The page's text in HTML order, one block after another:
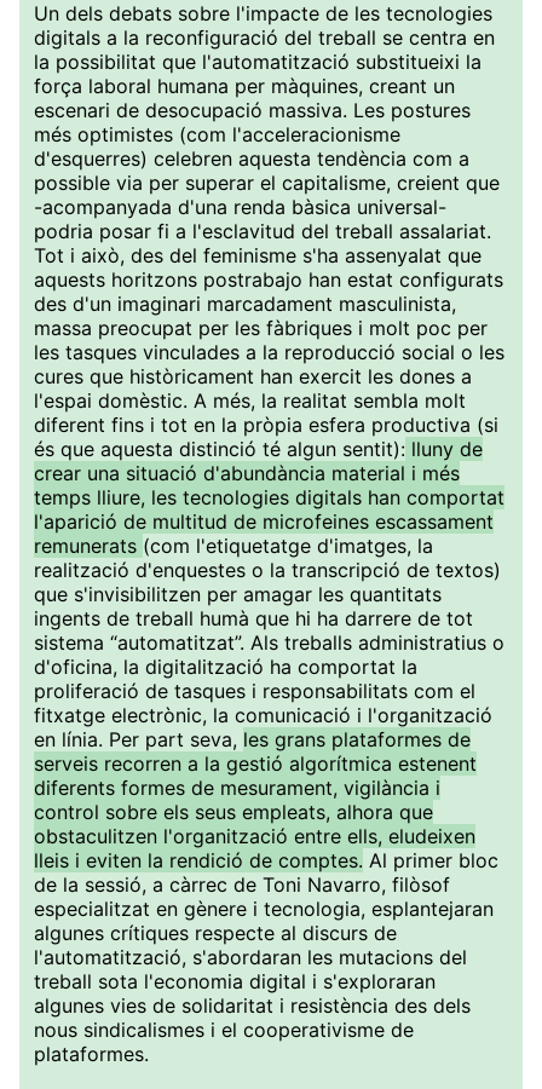
Un dels debats sobre l'impacte de les tecnologies
digitals a la reconfiguració del treball se centra en
la possibilitat que l'automatització substitueixi la
força laboral humana per màquines, creant un
escenari de desocupació massiva. Les postures
més optimistes (com l'acceleracionisme
d'esquerres) celebren aquesta tendència com a
possible via per superar el capitalisme, creient que
-acompanyada d'una renda bàsica universal-
podria posar fi a l'esclavitud del treball assalariat.
Tot i això, des del feminisme s'ha assenyalat que
aquests horitzons postrabajo han estat configurats
des d'un imaginari marcadament masculinista,
massa preocupat per les fàbriques i molt poc per
les tasques vinculades a la reproducció social o les
cures que històricament han exercit les dones a
l'espai domèstic. A més, la realitat sembla molt
diferent fins i tot en la pròpia esfera productiva (si
és que aquesta distinció té algun sentit): lluny de
crear una situació d'abundància material i més
temps lliure, les tecnologies digitals han comportat
l'aparició de multitud de microfeines escassament
remunerats (com l'etiquetatge d'imatges, la
realització d'enquestes o la transcripció de textos)
que s'invisibilitzen per amagar les quantitats
ingents de treball humà que hi ha darrere de tot
sistema “automatitzat”. Als treballs administratius o
d'oficina, la digitalització ha comportat la
proliferació de tasques i responsabilitats com el
fitxatge electrònic, la comunicació i l'organització
en línia. Per part seva, les grans plataformes de
serveis recorren a la gestió algorítmica estenent
diferents formes de mesurament, vigilància i
control sobre els seus empleats, alhora que
obstaculitzen l'organització entre ells, eludeixen
lleis i eviten la rendició de comptes. Al primer bloc
de la sessió, a càrrec de Toni Navarro, filòsof
especialitzat en gènere i tecnologia, esplantejaran
algunes crítiques respecte al discurs de
l'automatització, s'abordaran les mutacions del
treball sota l'economia digital i s'exploraran
algunes vies de solidaritat i resistència des dels
nous sindicalismes i el cooperativisme de
plataformes.